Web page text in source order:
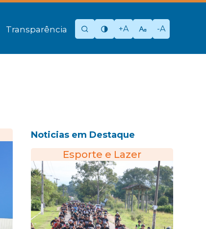
Transparência +A -A
Noticias em Destaque
Esporte e Lazer